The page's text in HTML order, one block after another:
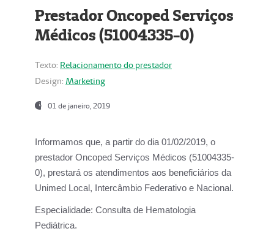
Prestador Oncoped Serviços
Médicos (51004335-0)
Texto: Relacionamento do prestador
Design: Marketing
01 de janeiro, 2019
Informamos que, a partir do dia 01/02/2019, o
prestador Oncoped Serviços Médicos (51004335-
0), prestará os atendimentos aos beneficiários da
Unimed Local, Intercâmbio Federativo e Nacional.
Especialidade: Consulta de Hematologia
Pediátrica.